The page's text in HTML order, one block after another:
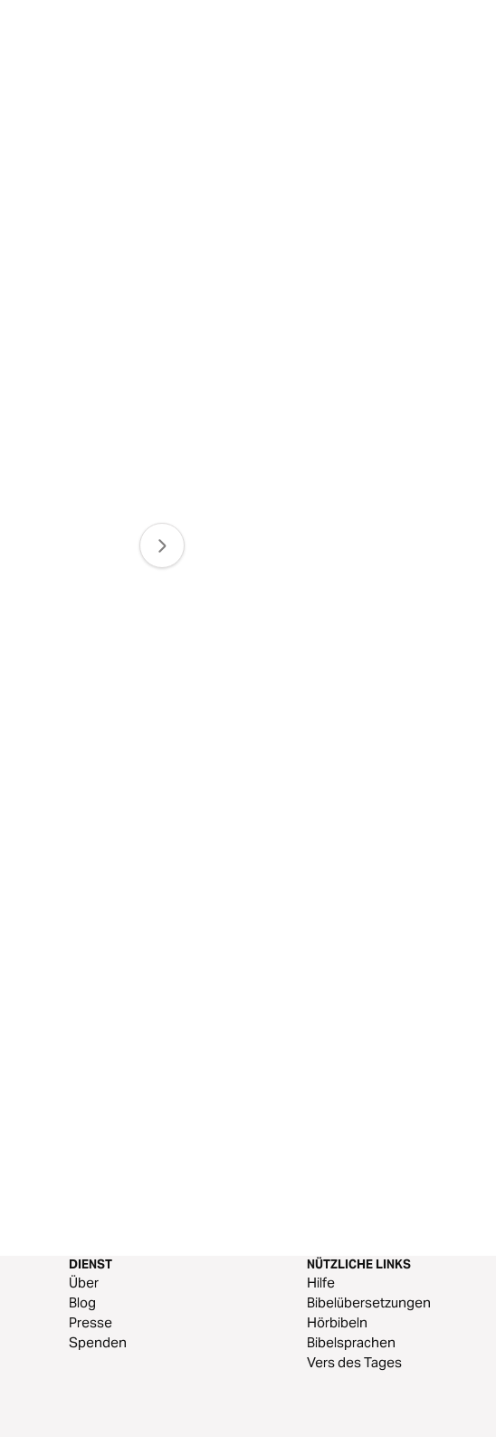
DIENST
Über
Blog
Presse
Spenden
NÜTZLICHE LINKS
Hilfe
Bibelübersetzungen
Hörbibeln
Bibelsprachen
Vers des Tages